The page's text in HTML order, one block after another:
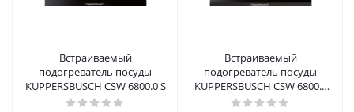
Встраиваемый
подогреватель посуды
KUPPERSBUSCH CSW 6800.0 S
Встраиваемый
подогреватель посуды
KUPPERSBUSCH CSW 6800.0
S5 Black Velvet